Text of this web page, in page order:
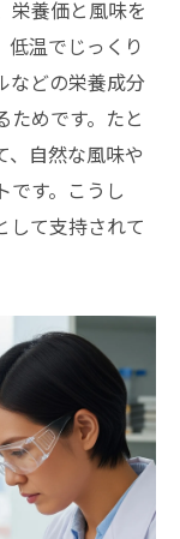
栄養価と風味を
低温でじっくり
などの栄養成分
めです。たと
、自然な風味や
です。こうし
して支持されて